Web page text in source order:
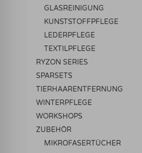
GLASREINIGUNG
KUNSTSTOFFPFLEGE
LEDERPFLEGE
TEXTILPFLEGE
RYZON SERIES
SPARSETS
TIERHAARENTFERNUNG
WINTERPFLEGE
WORKSHOPS
ZUBEHÖR
MIKROFASERTÜCHER